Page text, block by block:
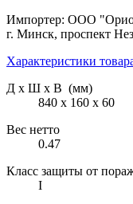
Импортер: ООО
г. Минск, проспект
Характеристики
Д х Ш х В (мм)
840 х 160 х 60
Вес нетто
0.47
Класс защиты от
I